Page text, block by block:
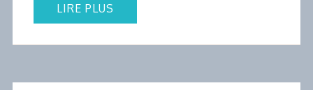
LIRE PLUS